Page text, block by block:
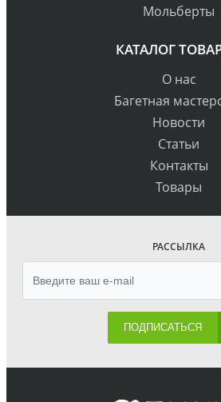
Мольберты
КАТАЛОГ
О нас
Багетная
Новости
Статьи
Контакты
Товары
РАССЫЛКА
ПОДПИСАТЬСЯ